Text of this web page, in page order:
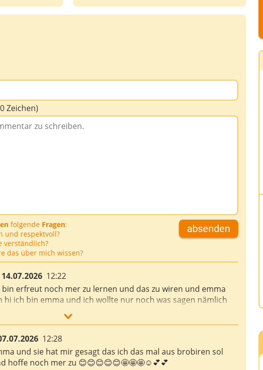
Zeichen)
folgende Fragen:
und respektvoll?
verständlich?
das über mich wissen?
absenden
14.07.2026 12:22
erfreut noch mer zu lernen und das zu wiren und emma
hi ich bin emma und ich wollte nur noch was sagen nämlich
web. seite zu lehrnen weil es so spaß macht
12:28
und sie hat mir gesagt das ich das mal aus brobiren sol
hoffe noch mer zu 😊😊😊😊😊🤩🤩🤩☺💕💕